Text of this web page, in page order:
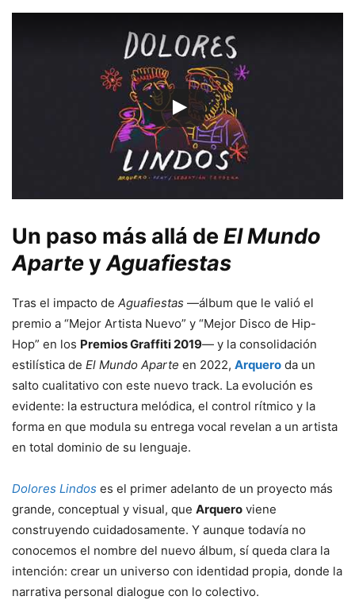
Un paso más allá de El Mundo
AparteyAguafiestas
Tras el impacto de Aguafiestas —álbum que le valió el
premio a “Mejor Artista Nuevo” y “Mejor Disco de Hip-
Hop” en los Premios Graffiti 2019— y la consolidación
estilística de El Mundo Aparte en 2022, Arquero da un
salto cualitativo con este nuevo track. La evolución es
evidente: la estructura melódica, el control rítmico y la
forma en que modula su entrega vocal revelan a un artista
en total dominio de su lenguaje.
Dolores Lindos es el primer adelanto de un proyecto más
grande, conceptual y visual, que Arquero viene
construyendo cuidadosamente. Y aunque todavía no
conocemos el nombre del nuevo álbum, sí queda clara la
intención: crear un universo con identidad propia, donde la
narrativa personal dialogue con lo colectivo.